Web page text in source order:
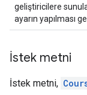
geliştiricilere
ayarın yapılması
İstek metni
İstek metni,